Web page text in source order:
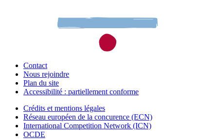
Contact
Nous rejoindre
Plan du site
Accessibilité : partiellement conforme
Crédits et mentions légales
Réseau européen de la concurence (ECN)
International Competition Network (ICN)
OCDE